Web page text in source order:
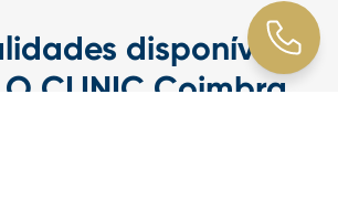
disponíveis
CLINIC Coimbra